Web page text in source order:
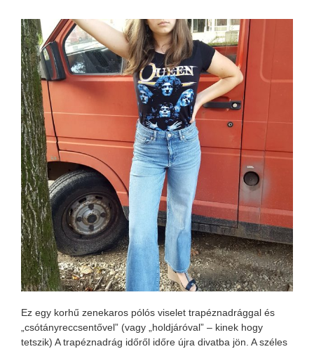
Ez egy korhű zenekaros pólós viselet trapéznadrággal és
„csótányreccsentővel” (vagy „holdjáróval” – kinek hogy
tetszik) A trapéznadrág időről időre újra divatba jön. A széles